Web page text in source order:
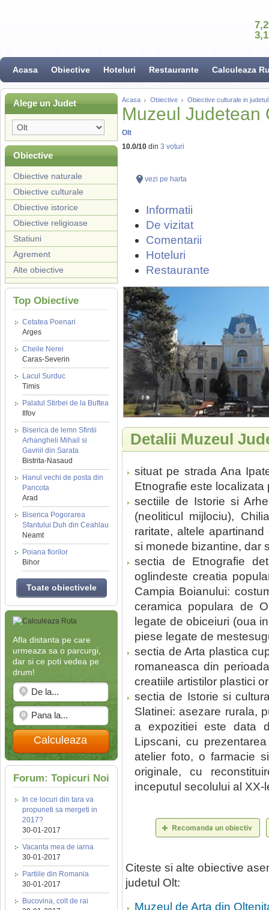
Acasa Obiective Hoteluri Restaurante Calculeaza
Alege un Judet
Obiective
Obiective naturale
Obiective culturale
Obiective istorice
Obiective religioase
Statiuni
Agrement
Alte obiective
Top Obiective
Cetatea Poenari
Arges
Cheile Nerei
Caras-Severin
Lacul Surduc
Timis
Palatul Stirbei de la Buftea
Ilfov
Biserica de lemn Sfintii
Arhangheli Mihail si
Gavriil din Sarata
Bistrita-Nasaud
Hanul vechi de posta din
Pancota
Arad
Biserica Pogorarea
Sfantului Duh din Ceahlau
Neamt
Poiana florilor
Bihor
Toate obiectivele
Afla distanta pe care
urmeaza sa o parcurgi,
dar si ce poti vedea pe
drum!
Calculeaza
Forum: Topicuri Noi
In ce locuri din tara va
propuneti sa mergeti in
2017?
30-01-2017
Vacanta mea de iarna
30-01-2017
Partiile din Romania
30-01-2017
Bucovina, colt de rai
Acasa Obiective Obiective culturale in
Muzeul Judetean
Olt
10.0/10 din 3 voturi
vezi pe harta
Informatii
De vizitat
Comentarii
Hoteluri
Restaurante
Detalii Muzeul
situat pe strada Ana
Etnografie este
sectiile de Istorie si
(neoliticul mijlociu),
raritate, altele
si monede bizantine, dar
sectia de Etnografie
oglindeste creatia
Campia Boianului:
ceramica populara de
legate de obiceiuri (oua
piese legate de
sectia de Arta plastica
romaneasca din
creatiile artistilor plastici
sectia de Istorie si
Slatinei: asezare rurala,
a expozitiei este data
Lipscani, cu
atelier foto, o farmacie
originale, cu
inceputul secolului al
Citeste si alte obiective
judetul Olt:
Muzeul de Arta din